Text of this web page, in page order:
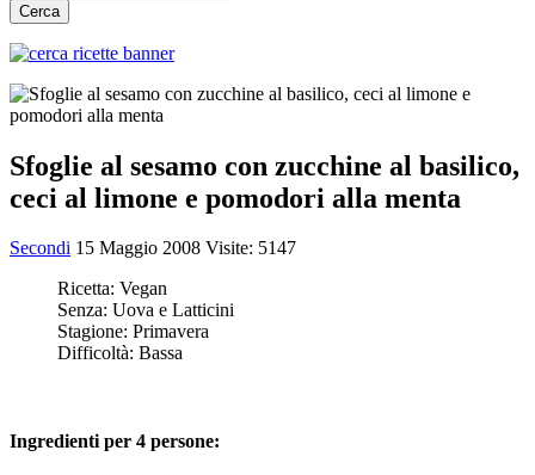
Cerca
Sfoglie al sesamo con zucchine al basilico,
ceci al limone e pomodori alla menta
Secondi 15 Maggio 2008 Visite: 5147
Ricetta: Vegan
Senza: Uova e Latticini
Stagione: Primavera
Difficoltà: Bassa
Ingredienti per 4 persone: